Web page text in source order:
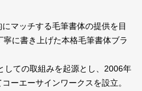
マッチする毛筆書体の提供を目
に書き上げた本格毛筆書体ブラ
しての取組みを起源とし、2006年
ーエーサインワークスを設立。